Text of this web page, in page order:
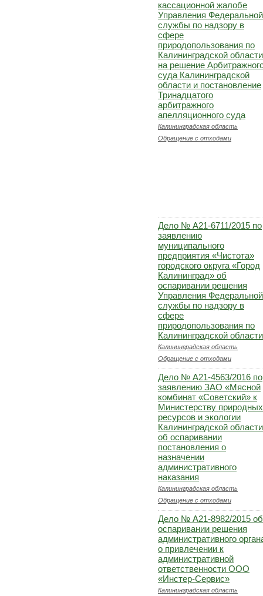
кассационной жалобе
Управления Федеральной
службы по надзору в
сфере
природопользования по
Калининградской области
на решение
суда Калининградской
области и постановление
Тринадцатого
арбитражного
апелляционного суда
Калининградская область
Обращение с отходами
Дело № А21-6711/2015 по
заявлению
муниципального
предприятия «Чистота»
городского округа «Город
Калининград» об
оспаривании решения
Управления Федеральной
службы по надзору в
сфере
природопользования по
Калининградской области
Калининградская область
Обращение с отходами
Дело № А21-4563/2016 по
заявлению ЗАО «Мясной
комбинат «Советский» к
Министерству природных
ресурсов и экологии
Калининградской области
об оспаривании
постановления о
назначении
административного
наказания
Калининградская область
Обращение с отходами
Дело № А21-8982/2015 об
оспаривании решения
административного
о привлечении к
административной
ответственности ООО
«Инстер-Сервис»
Калининградская область